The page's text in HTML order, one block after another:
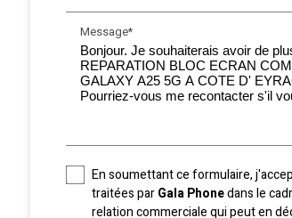
Message*
En soumettant ce formulaire,
traitées parGala Phonedans le
relation commerciale qui peut en